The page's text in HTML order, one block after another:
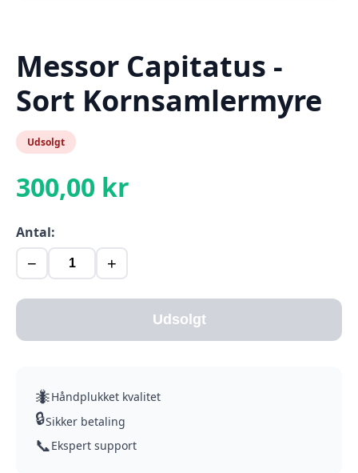
Messor Capitatus -
Sort Kornsamlermyre
Udsolgt
300,00 kr
Antal:
−
+
Udsolgt
🐜Håndplukket kvalitet
🔒Sikker betaling
📞Ekspert support